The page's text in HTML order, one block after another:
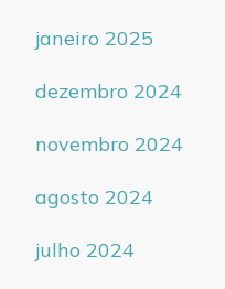
janeiro 2025
dezembro 2024
novembro 2024
agosto 2024
julho 2024